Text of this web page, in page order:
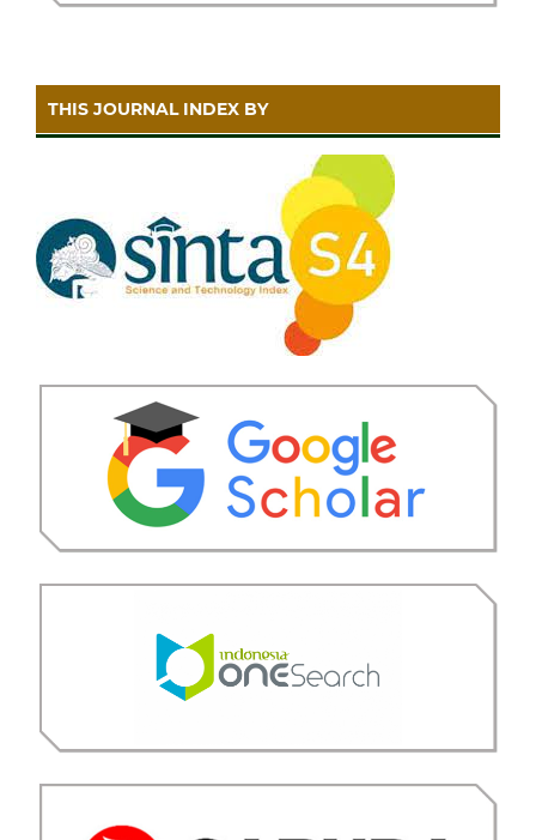
THIS JOURNAL INDEX BY